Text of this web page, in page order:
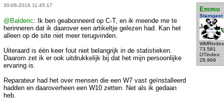
30-06-2016 11:45:17
Emmo
Stamgast
73.581
OTindex:
28.969
@Balderic: Ik ben geabonneerd op C-T, en ik meende me te
herinneren dat ik daarover een artikeltje gelezen had. Kan het
alleen op de site niet meer terugvinden.
Uiteraard is één keer fout niet belangrijk in de statistieken.
Daarom zet ik er ook uitdrukkelijk bij dat het mijn persoonlijke
ervaring is.
Reparateur had het over mensen die een W7 vast geïnstalleerd
hadden en daaroverheen een W10 zetten. Net als ik gedaan
heb.